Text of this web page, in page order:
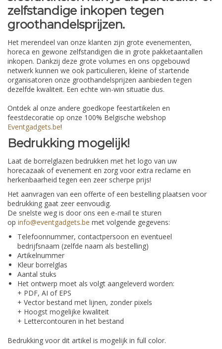
zelfstandige inkopen tegen
groothandelsprijzen.
Het merendeel van onze klanten zijn grote evenementen,
horeca en gewone zelfstandigen die in grote pakketaantallen
inkopen. Dankzij deze grote volumes en ons opgebouwd
netwerk kunnen we ook particulieren, kleine of startende
organisatoren onze groothandelsprijzen aanbieden tegen
dezelfde kwaliteit. Een echte win-win situatie dus.
Ontdek al onze andere goedkope feestartikelen en
feestdecoratie op onze 100% Belgische webshop
Eventgadgets.be!
Bedrukking mogelijk!
Laat de borrelglazen bedrukken met het logo van uw
horecazaak of evenement en zorg voor extra reclame en
herkenbaarheid tegen een zeer scherpe prijs!
Het aanvragen van een offerte of een bestelling plaatsen voor
bedrukking gaat zeer eenvoudig.
De snelste weg is door ons een e-mail te sturen
op info@eventgadgets.be met volgende gegevens:
Telefoonnummer, contactpersoon en eventueel
bedrijfsnaam (zelfde naam als bestelling)
Artikelnummer
Kleur borrelglas
Aantal stuks
Het ontwerp moet als volgt aangeleverd worden:
+ PDF, AI of EPS
+ Vector bestand met lijnen, zonder pixels
+ Hoogst mogelijke kwaliteit
+ Lettercontouren in het bestand
Bedrukking voor dit artikel is mogelijk in full color.